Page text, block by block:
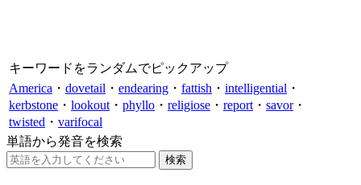
キーワードをランダムでピックアップ
America ・ dovetail ・ endearing ・ fattish ・ intelligential ・
kerbstone ・ lookout ・ phyllo ・ religiose ・ report ・ savor・
twisted ・ varifocal
単語から発音を検索